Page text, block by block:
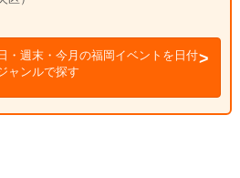
・週末・今月の福岡イベントを日付
ャンルで探す